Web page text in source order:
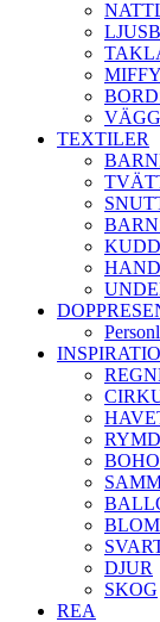
MIFFY
TEXTILER
BOHO
DJUR
SKOG
REA